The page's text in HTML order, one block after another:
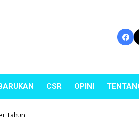
CSR OPINI
Tahun